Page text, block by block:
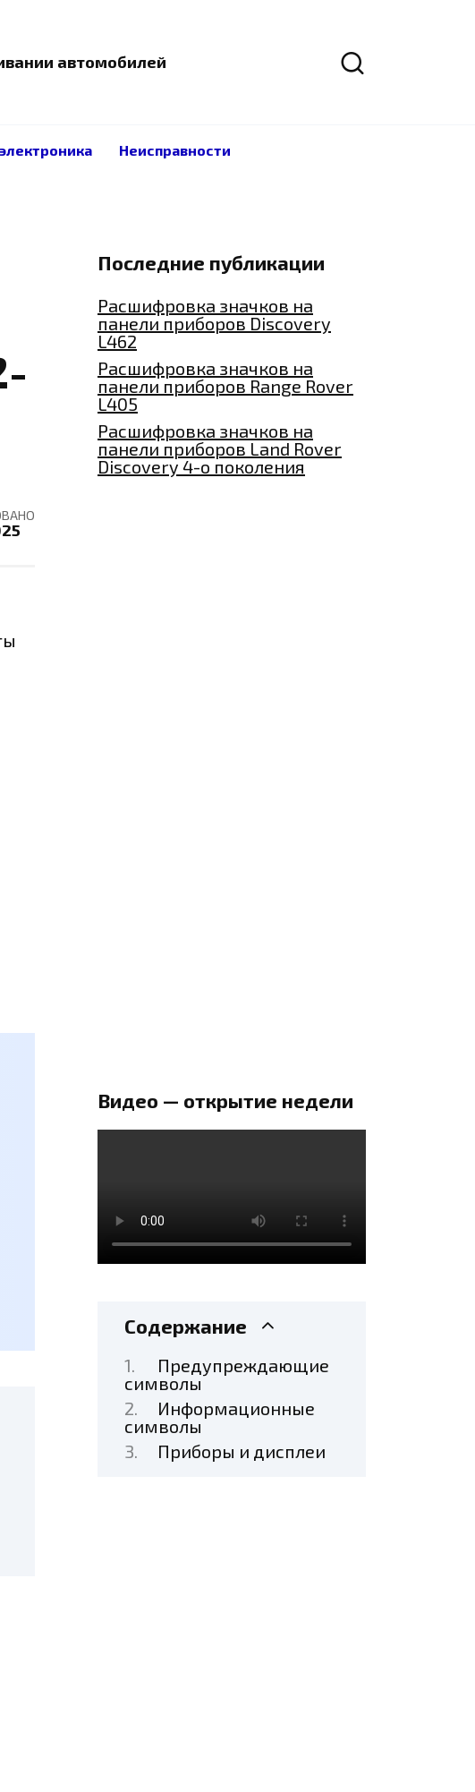
автомобилей
Неисправности
Последние публикации
Расшифровка значков на
панели приборов Discovery
L462
Расшифровка значков на
панели приборов Range Rover
L405
Расшифровка значков на
панели приборов Land Rover
Discovery 4-о поколения
Видео — открытие недели
Содержание
Предупреждающие
символы
Информационные
символы
Приборы и дисплеи